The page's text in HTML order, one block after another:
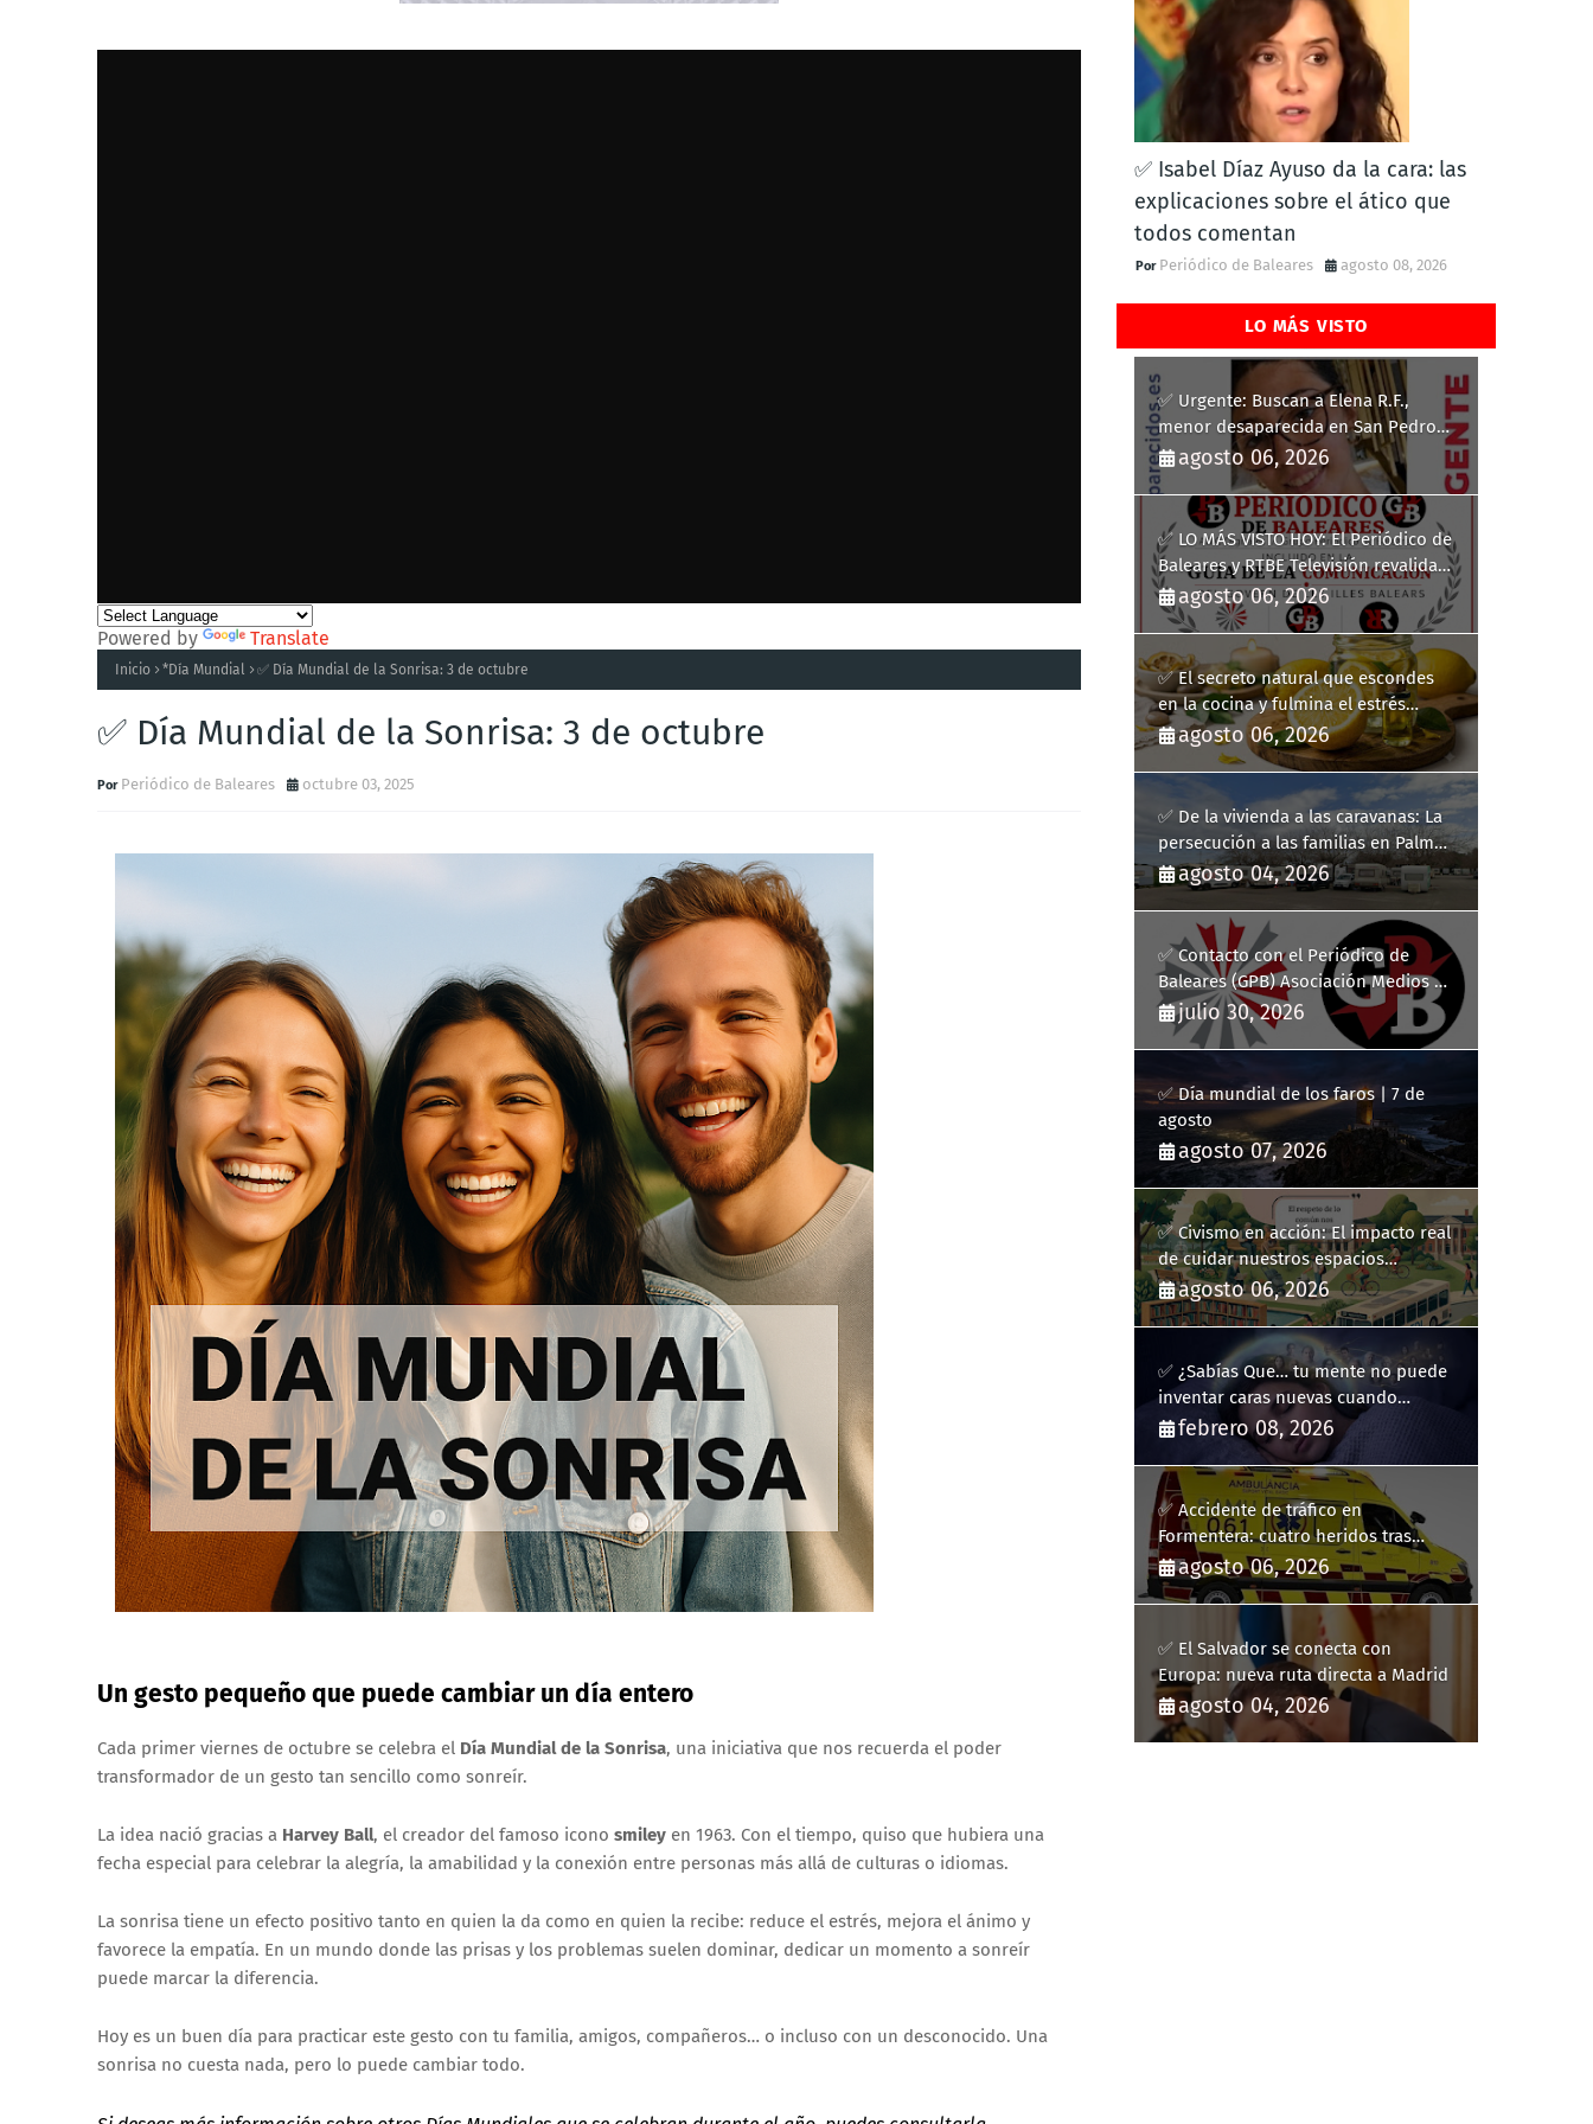
Powered by Translate
Inicio *Día Mundial ✅ Día Mundial de la Sonrisa: 3 de octubre
✅ Día Mundial de la Sonrisa: 3 de octubre
Periódico de Baleares octubre 03, 2025
Un gesto pequeño que puede cambiar un día entero
Cada primer viernes de octubre se celebra el Día Mundial de la Sonrisa, una iniciativa que nos recuerda el poder
transformador de un gesto tan sencillo como sonreír.
La idea nació gracias a Harvey Ball, el creador del famoso icono smiley en 1963. Con el tiempo, quiso que hubiera una
fecha especial para celebrar la alegría, la amabilidad y la conexión entre personas más allá de culturas o idiomas.
La sonrisa tiene un efecto positivo tanto en quien la da como en quien la recibe: reduce el estrés, mejora el ánimo y
favorece la empatía. En un mundo donde las prisas y los problemas suelen dominar, dedicar un momento a sonreír
puede marcar la diferencia.
Hoy es un buen día para practicar este gesto con tu familia, amigos, compañeros… o incluso con un desconocido. Una
sonrisa no cuesta nada, pero lo puede cambiar todo.
✅ Isabel Díaz Ayuso da la cara: las
explicaciones sobre el ático que
todos comentan
Periódico de Baleares agosto 08, 2026
LO MÁS VISTO
✅ Urgente: Buscan a Elena R.F.,
menor desaparecida en San Pedro
del Pinatar
agosto 06, 2026
✅ LO MÁS VISTO HOY: El Periódico de
Baleares y RTBE Televisión revalidan
más de cinco años en la Guía de la
Comunicación del Govern de les Illes
agosto 06, 2026
✅ El secreto natural que escondes
en la cocina y fulmina el estrés
diario
agosto 06, 2026
✅ De la vivienda a las caravanas: La
persecución a las familias en Palma
y la complicidad de un fracaso
heredado
agosto 04, 2026
✅ Contacto con el Periódico de
Baleares (GPB) Asociación Medios de
Comunicación Digitales
julio 30, 2026
✅ Día mundial de los faros | 7 de
agosto
agosto 07, 2026
✅ Civismo en acción: El impacto real
de cuidar nuestros espacios
públicos
agosto 06, 2026
✅ ¿Sabías Que… tu mente no puede
inventar caras nuevas cuando
sueñas?
febrero 08, 2026
✅ Accidente de tráfico en
Formentera: cuatro heridos tras
volcar un turismo en la PM-820-2
agosto 06, 2026
✅ El Salvador se conecta con
Europa: nueva ruta directa a Madrid
agosto 04, 2026